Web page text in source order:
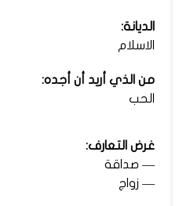
الديانة:
الاسلام
من الذي أريد أن أجده:
الحب
غرض التعارف:
— صداقة
— زواج